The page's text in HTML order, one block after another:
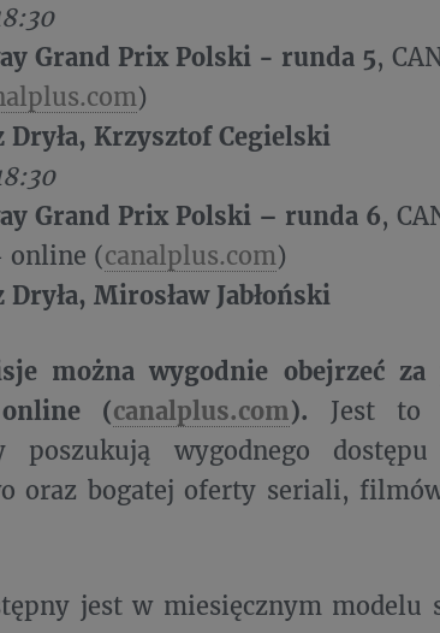
Grand Prix Polski - runda 5,
)
Dryła, Krzysztof Cegielski
Grand Prix Polski – runda 6,
online (canalplus.com)
Dryła, Mirosław Jabłoński
można wygodnie obejrzeć za
online (canalplus.com). Jest to
poszukują wygodnego
oraz bogatej oferty seriali,
jest w miesięcznym modelu